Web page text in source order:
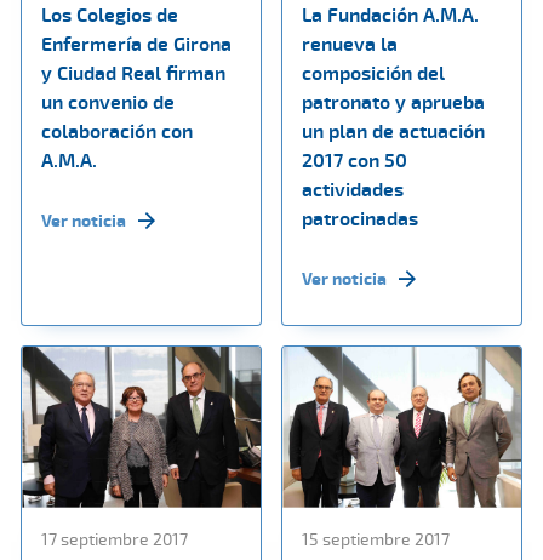
Los Colegios de
Enfermería de Girona
y Ciudad Real firman
un convenio de
colaboración con
A.M.A.
Ver noticia
La Fundación A.M.A.
renueva la
composición del
patronato y aprueba
un plan de actuación
2017 con 50
actividades
patrocinadas
Ver noticia
17 septiembre 2017 15 septiembre 2017